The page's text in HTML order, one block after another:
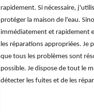
rapidement. Si nécessaire,
protéger la maison de l'eau.
immédiatement et rapidement
les réparations appropriées. Je
que tous les problèmes sont
possible. Je dispose de tout le
détecter les fuites et de les